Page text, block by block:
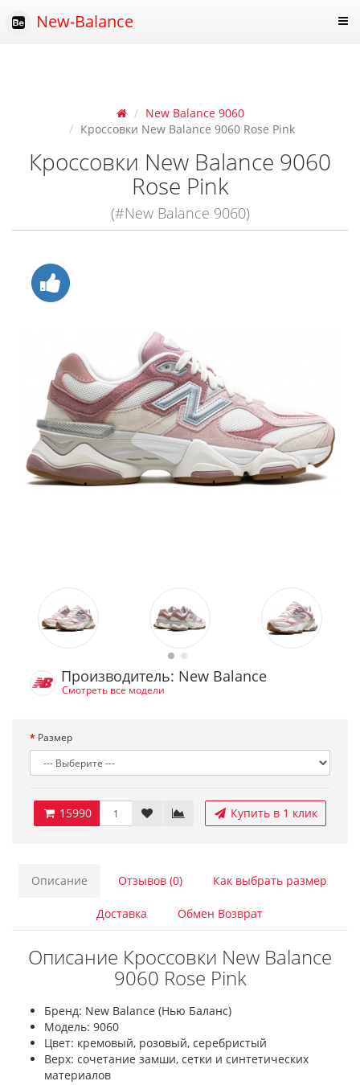
New-Balance
New Balance 9060
Кроссовки New Balance 9060 Rose Pink
Кроссовки New Balance 9060
Rose Pink
(#New Balance 9060)
Производитель: New Balance
Смотреть все модели
Размер
15990 Купить в 1 клик
Описание Отзывов (0) Как выбрать размер
Доставка Обмен Возврат
Описание Кроссовки New Balance
9060 Rose Pink
Бренд: New Balance (Нью Баланс)
Модель: 9060
Цвет: кремовый, розовый, серебристый
Верх: сочетание замши, сетки и синтетических
материалов